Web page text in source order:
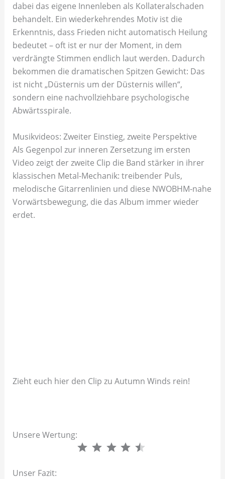
dabei das eigene Innenleben als Kollateralschaden
behandelt. Ein wiederkehrendes Motiv ist die
Erkenntnis, dass Frieden nicht automatisch Heilung
bedeutet – oft ist er nur der Moment, in dem
verdrängte Stimmen endlich laut werden. Dadurch
bekommen die dramatischen Spitzen Gewicht: Das
ist nicht „Düsternis um der Düsternis willen“,
sondern eine nachvollziehbare psychologische
Abwärtsspirale.
Musikvideos: Zweiter Einstieg, zweite Perspektive
Als Gegenpol zur inneren Zersetzung im ersten
Video zeigt der zweite Clip die Band stärker in ihrer
klassischen Metal-Mechanik: treibender Puls,
melodische Gitarrenlinien und diese NWOBHM-nahe
Vorwärtsbewegung, die das Album immer wieder
erdet.
Zieht euch hier den Clip zu Autumn Winds rein!
Unsere Wertung:
⭐⭐⭐⭐ ⭐
Unser Fazit: